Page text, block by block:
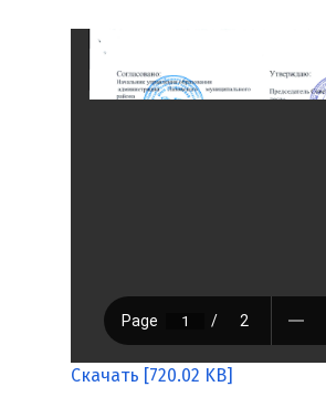
Скачать [720.02 KB]